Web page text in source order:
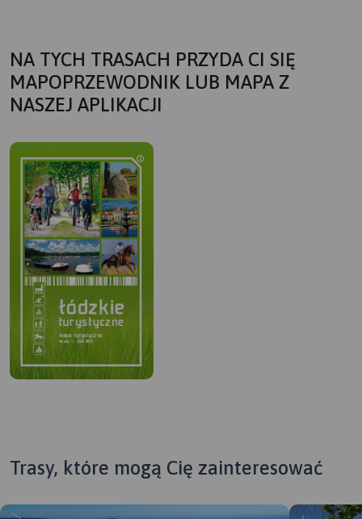
NA TYCH TRASACH PRZYDA CI SIĘ
MAPOPRZEWODNIK LUB MAPA Z
NASZEJ APLIKACJI
Trasy, które mogą Cię zainteresować